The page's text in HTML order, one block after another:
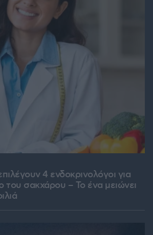
4 ενδοκρινολόγοι για
του σακχάρου – Το ένα μειώνει